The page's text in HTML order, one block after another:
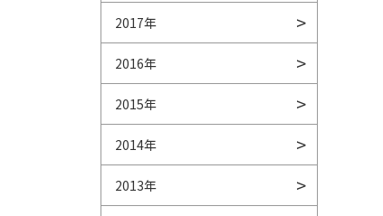
2017年
2016年
2015年
2014年
2013年